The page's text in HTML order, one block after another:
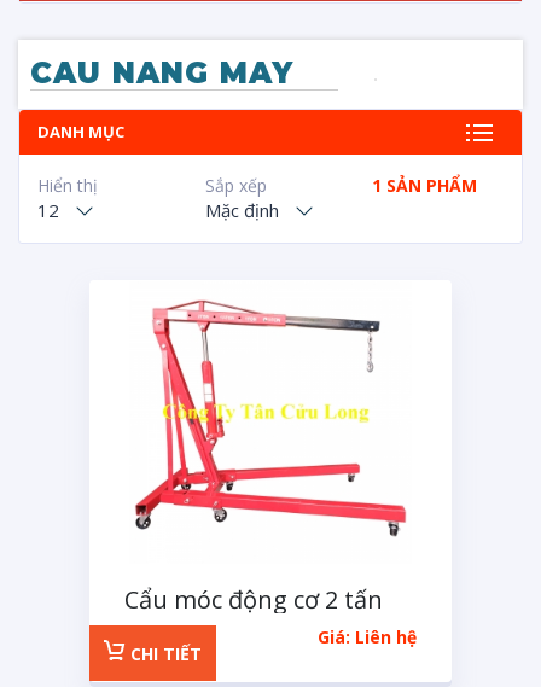
CAU NANG MAY
DANH MỤC
1 SẢN PHẨM
Sắp xếp
Mặc định
Hiển thị
12
Cẩu móc động cơ 2 tấn
Giá: Liên hệ
CHI TIẾT